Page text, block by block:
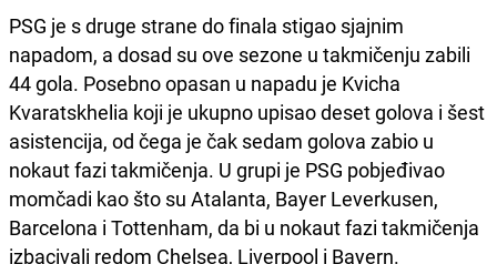
PSG je s druge strane do finala stigao sjajnim
napadom, a dosad su ove sezone u takmičenju zabili
44 gola. Posebno opasan u napadu je Kvicha
Kvaratskhelia koji je ukupno upisao deset golova i šest
asistencija, od čega je čak sedam golova zabio u
nokaut fazi takmičenja. U grupi je PSG pobjeđivao
momčadi kao što su Atalanta, Bayer Leverkusen,
Barcelona i Tottenham, da bi u nokaut fazi takmičenja
izbacivali redom Chelsea, Liverpool i Bayern.